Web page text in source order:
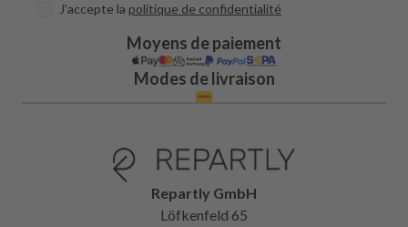
J’accepte la politique de confidentialité
Moyens de paiement
Modes de livraison
Repartly GmbH
Löfkenfeld 65